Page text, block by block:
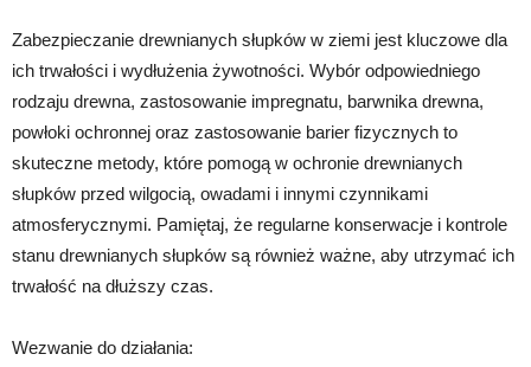
Zabezpieczanie drewnianych słupków w ziemi jest kluczowe dla
ich trwałości i wydłużenia żywotności. Wybór odpowiedniego
rodzaju drewna, zastosowanie impregnatu, barwnika drewna,
powłoki ochronnej oraz zastosowanie barier fizycznych to
skuteczne metody, które pomogą w ochronie drewnianych
słupków przed wilgocią, owadami i innymi czynnikami
atmosferycznymi. Pamiętaj, że regularne konserwacje i kontrole
stanu drewnianych słupków są również ważne, aby utrzymać ich
trwałość na dłuższy czas.
Wezwanie do działania: